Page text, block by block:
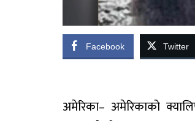
Facebook Twitter
अमेरिका– अमेरिकाको